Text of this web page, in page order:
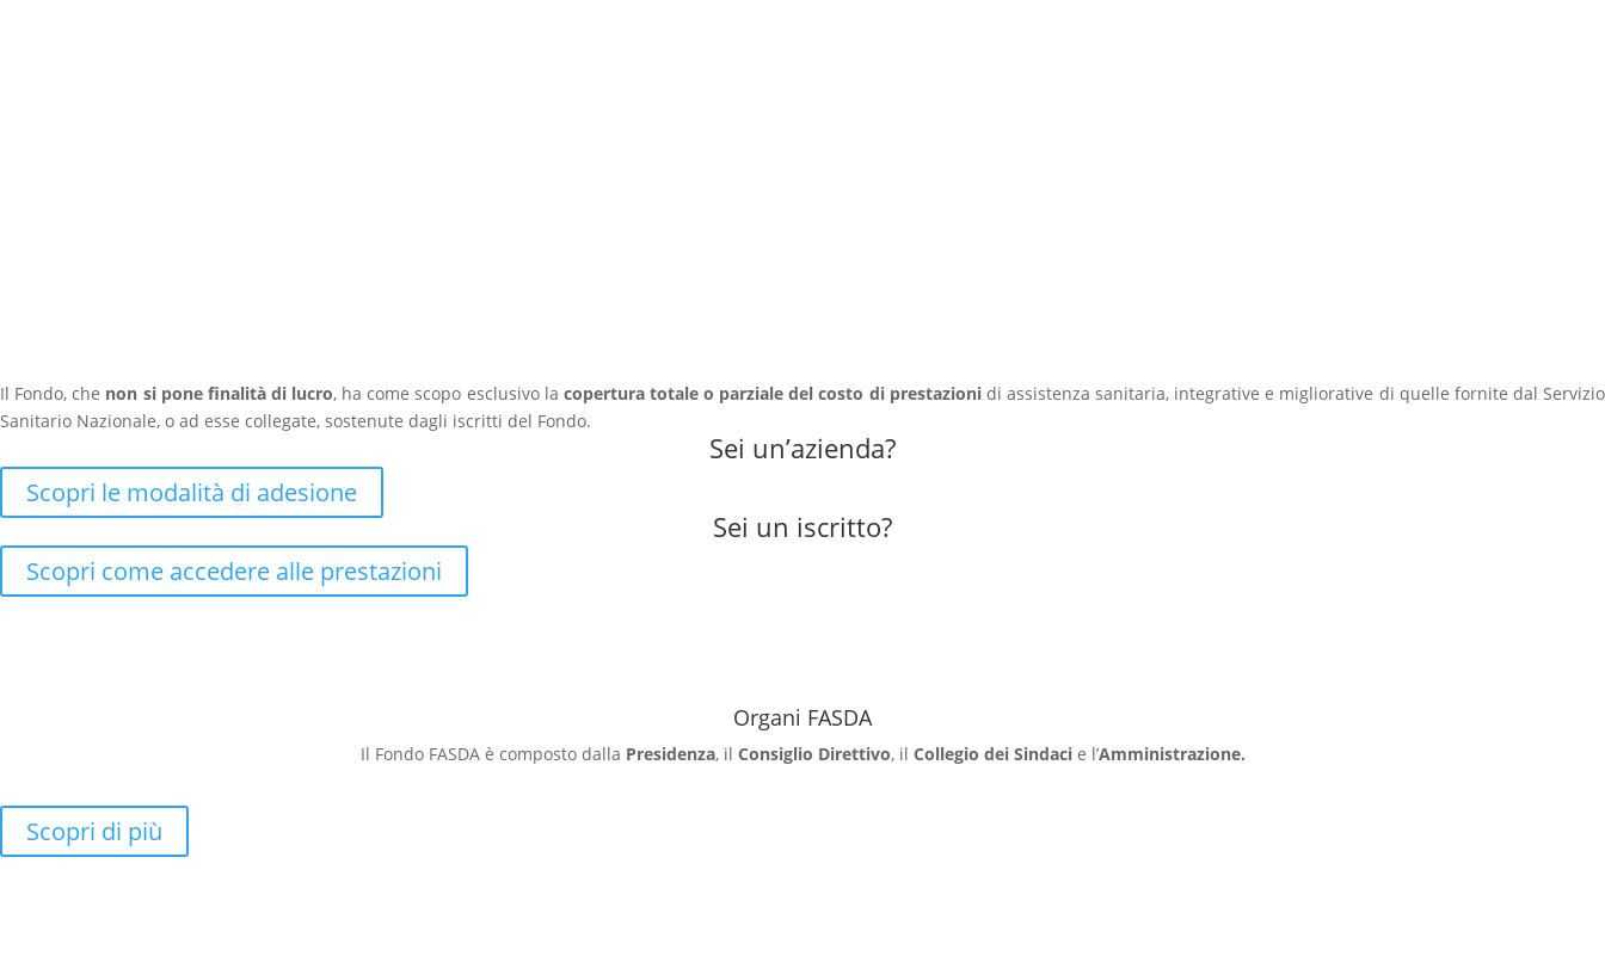
Il Fondo, che non si pone finalità di lucro, ha come scopo esclusivo la copertura totale o parziale del costo di prestazionidi assistenza sanitaria, integrative e migliorative di quelle fornite dal Servizio
Sanitario Nazionale, o ad esse collegate, sostenute dagli iscritti del Fondo.
Sei un’azienda?
Scopri le modalità di adesione
Sei un iscritto?
Scopri come accedere alle prestazioni
Organi FASDA
Il Fondo FASDA è composto dalla Presidenza, il Consiglio Direttivo, il Collegio dei Sindacie l’Amministrazione.
Scopri di più